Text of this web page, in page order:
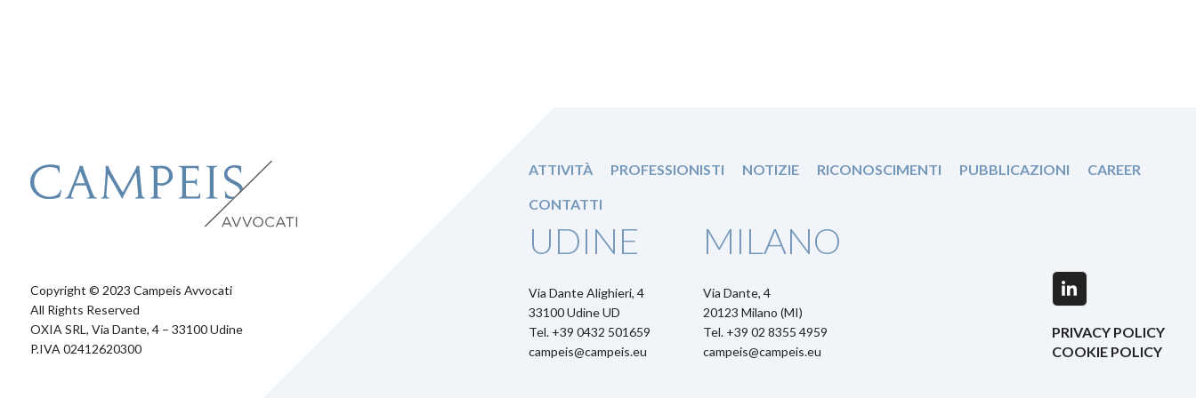
Copyright © 2023 Campeis Avvocati
All Rights Reserved
OXIA SRL, Via Dante, 4 – 33100 Udine
P.IVA 02412620300
ATTIVITÀ PROFESSIONISTI NOTIZIE RICONOSCIMENTI PUBBLICAZIONI CAREER
CONTATTI
UDINE
Via Dante Alighieri, 4
33100 Udine UD
Tel. +39 0432 501659
campeis@campeis.eu
MILANO
Via Dante, 4
20123 Milano (MI)
Tel. +39 02 8355 4959
campeis@campeis.eu
LinkedIn
PRIVACY POLICY
COOKIE POLICY